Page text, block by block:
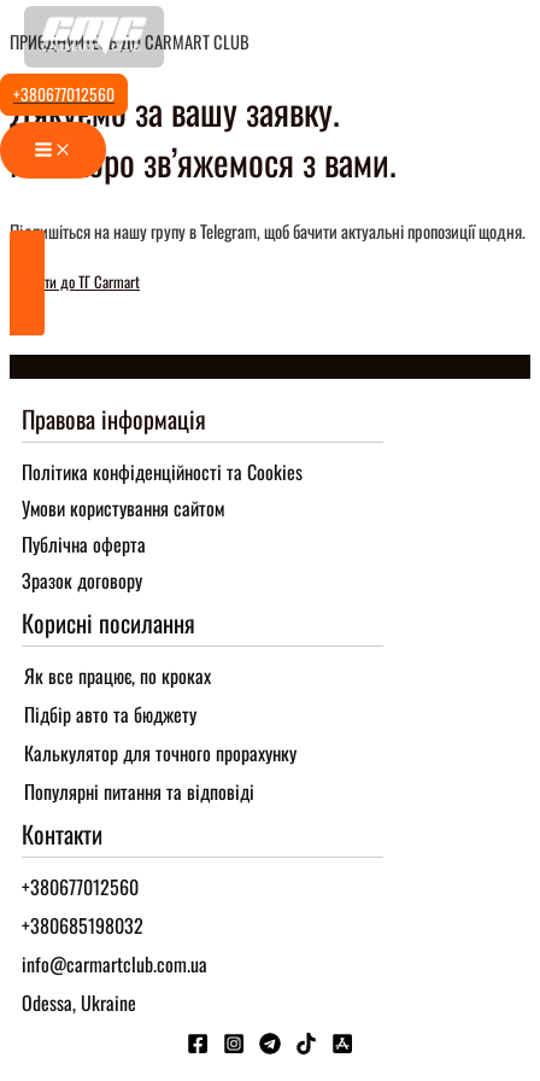
Перейти
до
вмісту
+380677012560
Main
Menu
ПРИЄДНУЙТЕСЬ ДО CARMART CLUB
Дякуємо за вашу заявку.
Ми скоро зв’яжемося з вами.
Підпишіться на нашу групу в Telegram, щоб бачити актуальні пропозиції щодня.
Перейти до ТГ Carmart
Правова інформація
Політика конфіденційності та Cookies
Умови користування сайтом
Публічна оферта
Зразок договору
Корисні посилання
Як все працює, по кроках
Підбір авто та бюджету
Калькулятор для точного прорахунку
Популярні питання та відповіді
Контакти
+380677012560
+380685198032
info@carmartclub.com.ua
Odessa, Ukraine